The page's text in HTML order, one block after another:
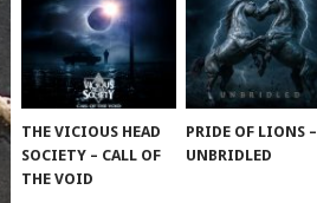
THE VICIOUS HEAD
SOCIETY – CALL OF
THE VOID
PRIDE OF LIONS –
UNBRIDLED